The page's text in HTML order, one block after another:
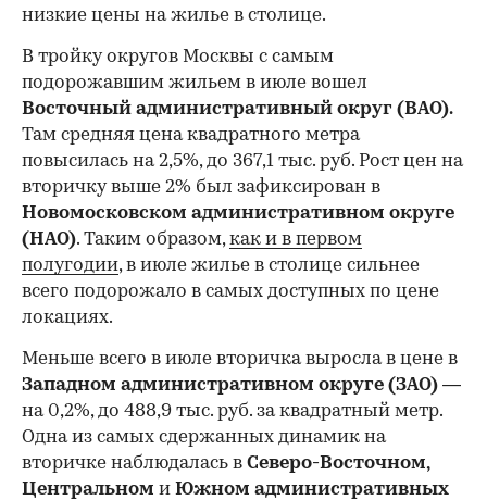
низкие цены на жилье в столице.
В тройку округов Москвы с самым
подорожавшим жильем в июле вошел
Восточный административный округ (ВАО).
Там средняя цена квадратного метра
повысилась на 2,5%, до 367,1 тыс. руб. Рост цен на
вторичку выше 2% был зафиксирован в
Новомосковском административном округе
(НАО). Таким образом,как и в первом
полугодии, в июле жилье в столице сильнее
всего подорожало в самых доступных по цене
локациях.
Меньше всего в июле вторичка выросла в цене в
Западном административном округе (ЗАО) —
на 0,2%, до 488,9 тыс. руб. за квадратный метр.
Одна из самых сдержанных динамик на
вторичке наблюдалась в Северо-Восточном,
Центральном и Южном административных